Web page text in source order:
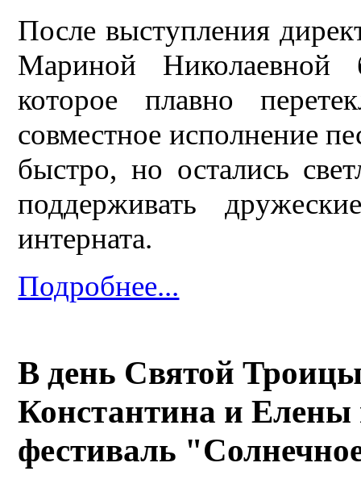
После выступления
Мариной Николаевной
которое плавно
совместное исполнение
быстро, но остались
поддерживать
интерната.
Подробнее...
В день Святой
Константина и Елены
фестиваль